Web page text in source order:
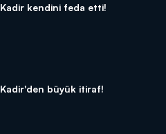
Kadir kendini feda etti!
Kadir'den büyük itiraf!